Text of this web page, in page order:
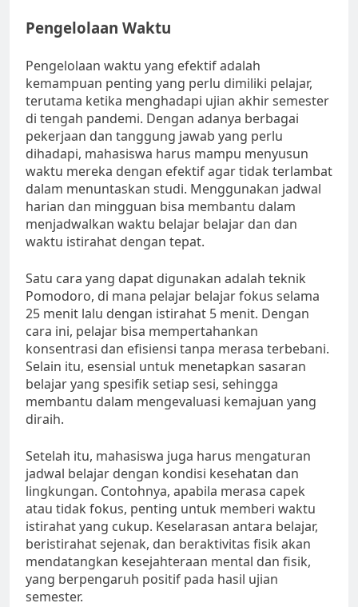
Pengelolaan Waktu
Pengelolaan waktu yang efektif adalah
kemampuan penting yang perlu dimiliki pelajar,
terutama ketika menghadapi ujian akhir semester
di tengah pandemi. Dengan adanya berbagai
pekerjaan dan tanggung jawab yang perlu
dihadapi, mahasiswa harus mampu menyusun
waktu mereka dengan efektif agar tidak terlambat
dalam menuntaskan studi. Menggunakan jadwal
harian dan mingguan bisa membantu dalam
menjadwalkan waktu belajar belajar dan dan
waktu istirahat dengan tepat.
Satu cara yang dapat digunakan adalah teknik
Pomodoro, di mana pelajar belajar fokus selama
25 menit lalu dengan istirahat 5 menit. Dengan
cara ini, pelajar bisa mempertahankan
konsentrasi dan efisiensi tanpa merasa terbebani.
Selain itu, esensial untuk menetapkan sasaran
belajar yang spesifik setiap sesi, sehingga
membantu dalam mengevaluasi kemajuan yang
diraih.
Setelah itu, mahasiswa juga harus mengaturan
jadwal belajar dengan kondisi kesehatan dan
lingkungan. Contohnya, apabila merasa capek
atau tidak fokus, penting untuk memberi waktu
istirahat yang cukup. Keselarasan antara belajar,
beristirahat sejenak, dan beraktivitas fisik akan
mendatangkan kesejahteraan mental dan fisik,
yang berpengaruh positif pada hasil ujian
semester.